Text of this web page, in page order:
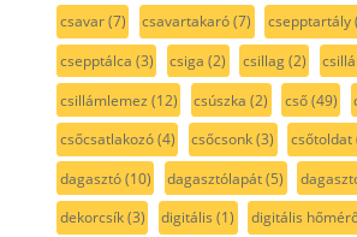
csavar(7) csavartakaró(7) csepptartály
csepptálca (3) csiga (2) csillag(2)
csillámlemez (12) csúszka (2) cső(49)
csőcsatlakozó(4) csőcsonk(3) csőtoldat
dagasztó(10) dagasztólapát(5)
dekorcsík(3) digitális (1) digitális